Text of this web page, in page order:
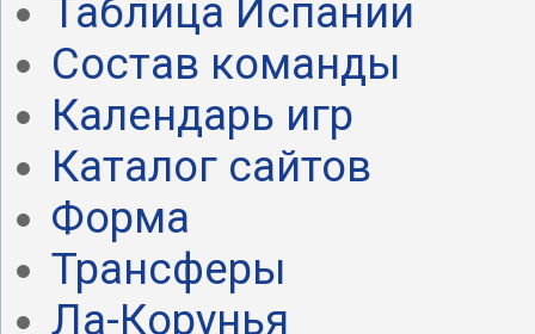
Таблица Испании
Состав команды
Календарь игр
Каталог сайтов
Форма
Трансферы
Ла-Корунья